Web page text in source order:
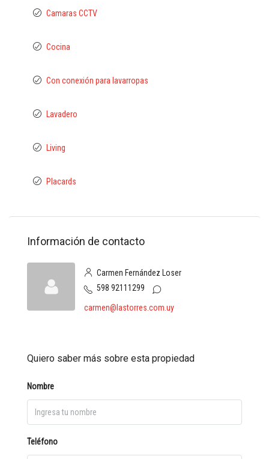
Camaras CCTV
Cocina
Con conexión para lavarropas
Lavadero
Living
Placards
Información de contacto
Carmen Fernández Loser
598 92111299
carmen@lastorres.com.uy
Quiero saber más sobre esta propiedad
Nombre
Teléfono